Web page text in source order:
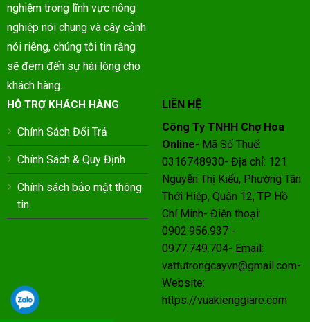
nghiệm trong lĩnh vực nông
nghiệp nói chung và cây cảnh
nói riêng, chúng tôi tin rằng
sẽ đem đến sự hài lòng cho
khách hàng.
HỖ TRỢ KHÁCH HÀNG
Chính Sách Đổi Trả
Chính Sách & Quy Định
Chính sách bảo mật thông
tin
LIÊN HỆ
Công Ty TNHH Chợ Hoa
Online- Mã Số Thuế:
0316748930- Địa chỉ: 121
Nguyễn Thị Kiểu, Phường Tân
Thới Hiệp, Quận 12, TP Hồ
Chí Minh- Điện thoại:
0902.956.937 -
0977.749.704- Email:
vattutrongcayvn@gmail.com-
Website:
https://vuakienggiare.com